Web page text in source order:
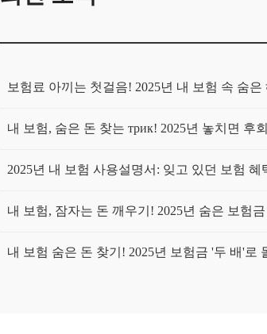
보험료 아끼는 첫걸음! 2025년 내 보험 속 숨은
내 보험, 숨은 돈 찾는 трик! 2025년 놓치면 후
2025년 내 보험 사용설명서: 잊고 있던 보험
내 보험, 잠자는 돈 깨우기! 2025년 숨은 보험
내 보험 숨은 돈 찾기! 2025년 보험금 '두 배'로